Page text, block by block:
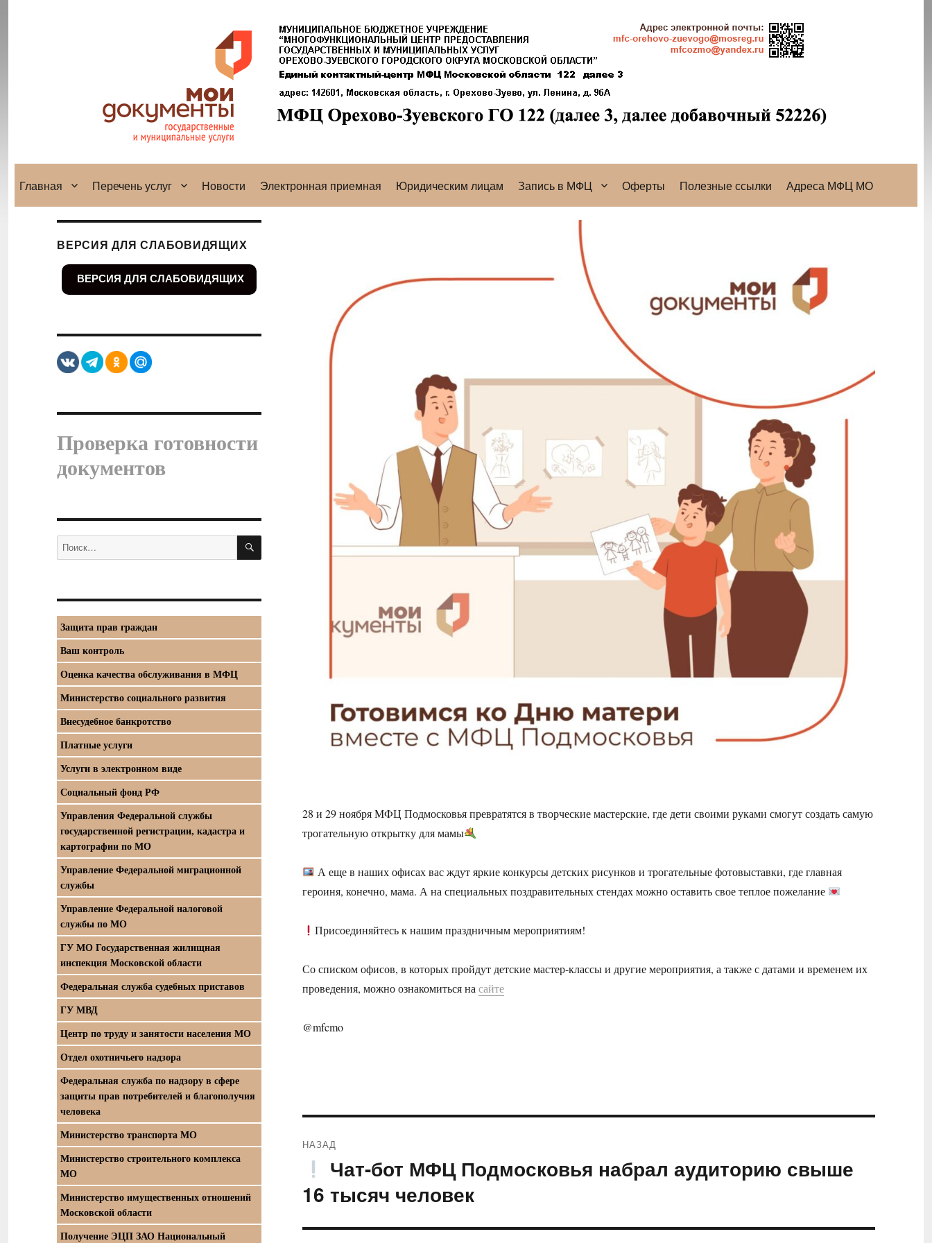
Главная Перечень услуг Новости Электронная приемная Юридическим лицам Запись в МФЦ Оферты Полезные ссылки Адреса МФЦ МО
28 и 29 ноября МФЦ Подмосковья превратятся в творческие мастерские, где дети своими руками смогут создать самую
трогательную открытку для мамы
А еще в наших офисах вас ждут яркие конкурсы детских рисунков и трогательные фотовыставки, где главная
героиня, конечно, мама. А на специальных поздравительных стендах можно оставить свое теплое пожелание
Присоединяйтесь к нашим праздничным мероприятиям!
Со списком офисов, в которых пройдут детские мастер-классы и другие мероприятия, а также с датами и временем их
проведения, можно ознакомиться на сайте
@mfcmo
по
записям
НАЗАД
Предыдущая
запись:
Чат-бот МФЦ Подмосковья набрал аудиторию свыше
16 тысяч человек
ВЕРСИЯ ДЛЯ СЛАБОВИДЯЩИХ
ВЕРСИЯ ДЛЯ СЛАБОВИДЯЩИХ
Проверка готовности
документов
Искать: ПОИСК
Защита прав граждан
Ваш контроль
Оценка качества обслуживания в МФЦ
Министерство социального развития
Внесудебное банкротство
Платные услуги
Услуги в электронном виде
Социальный фонд РФ
Управления Федеральной службы
государственной регистрации, кадастра и
картографии по МО
Управление Федеральной миграционной
службы
Управление Федеральной налоговой
службы по МО
ГУ МО Государственная жилищная
инспекция Московской области
Федеральная служба судебных приставов
ГУ МВД
Центр по труду и занятости населения МО
Отдел охотничьего надзора
Федеральная служба по надзору в сфере
защиты прав потребителей и благополучия
человека
Министерство транспорта МО
Министерство строительного комплекса
МО
Министерство имущественных отношений
Московской области
Получение ЭЦП ЗАО Национальный